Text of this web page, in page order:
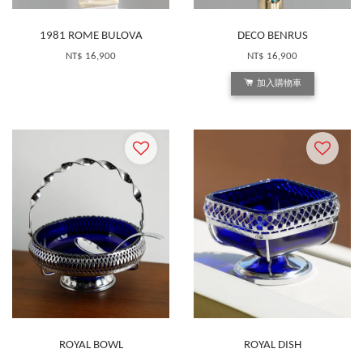
1981 ROME BULOVA
NT$ 16,900
DECO BENRUS
NT$ 16,900
加入購物車
ROYAL BOWL ROYAL DISH